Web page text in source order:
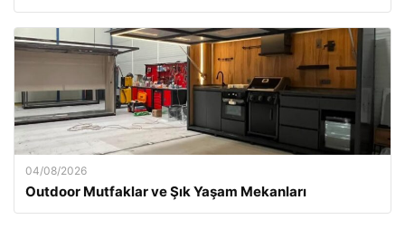
04/08/2026
Outdoor Mutfaklar ve Şık Yaşam Mekanları